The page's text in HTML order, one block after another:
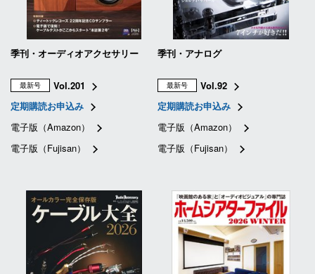
季刊・オーディオアクセサリー
最新号
Vol.201
定期購読お申込み
電子版（Amazon）
電子版（Fujisan）
季刊・アナログ
最新号
Vol.92
定期購読お申込み
電子版（Amazon）
電子版（Fujisan）